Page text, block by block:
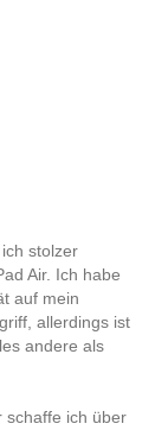
stolzer
Air. Ich habe
auf mein
allerdings ist
andere als
schaffe ich über